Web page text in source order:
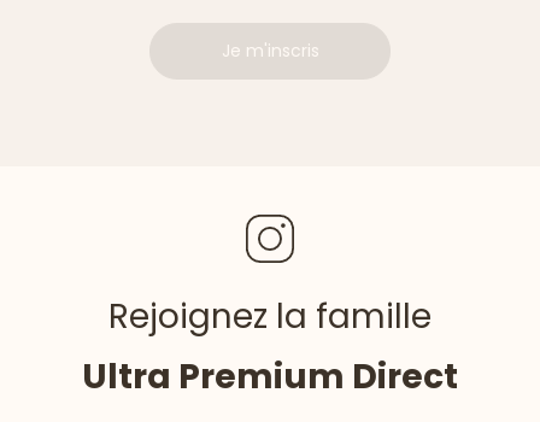
Je m'inscris
Rejoignez la famille
Ultra Premium Direct